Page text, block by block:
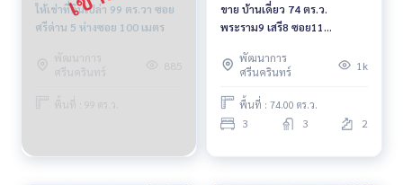
ให้เช่าที่ดินเปล่า 99 ตร.วา ซอย
ศรีด่าน 5 ห่างซอย 100 เมตร
พัฒนาการ
ศรีนครินทร์
885
พื้นที่ : 99 ตร.ว.
ขาย บ้านเดี่ยว 74 ตร.ว.
พระราม9 เสรี8 ซอย11
พัฒนาการ
ศรีนครินทร์
1k
พื้นที่ : 74.00 ตร.ว.
3 3 2